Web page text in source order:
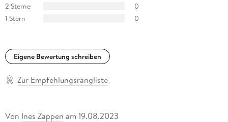
2 Sterne
0
1 Stern
0
Eigene Bewertung schreiben
Zur Empfehlungsrangliste
Von Ines Zappen am 19.08.2023